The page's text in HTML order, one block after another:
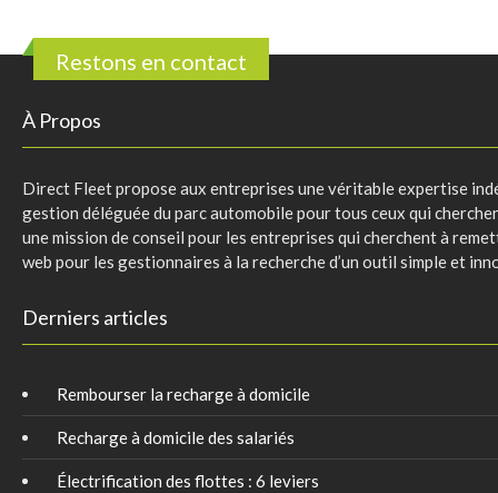
Restons en contact
À Propos
Direct Fleet propose aux entreprises une véritable expertise
gestion déléguée du parc automobile pour tous ceux qui
une mission de conseil pour les entreprises qui cherchent à
web pour les gestionnaires à la recherche d’un outil simple et
Derniers articles
Rembourser la recharge à domicile
Recharge à domicile des salariés
Électrification des flottes : 6 leviers